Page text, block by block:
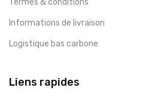
Termes & conditions
Informations de livraison
Logistique bas carbone
Liens rapides